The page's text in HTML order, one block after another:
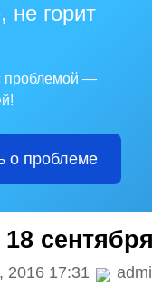
не горит
проблемой —
о проблеме
сентября
2016 17:31